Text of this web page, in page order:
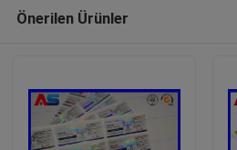
Önerilen Ürünler